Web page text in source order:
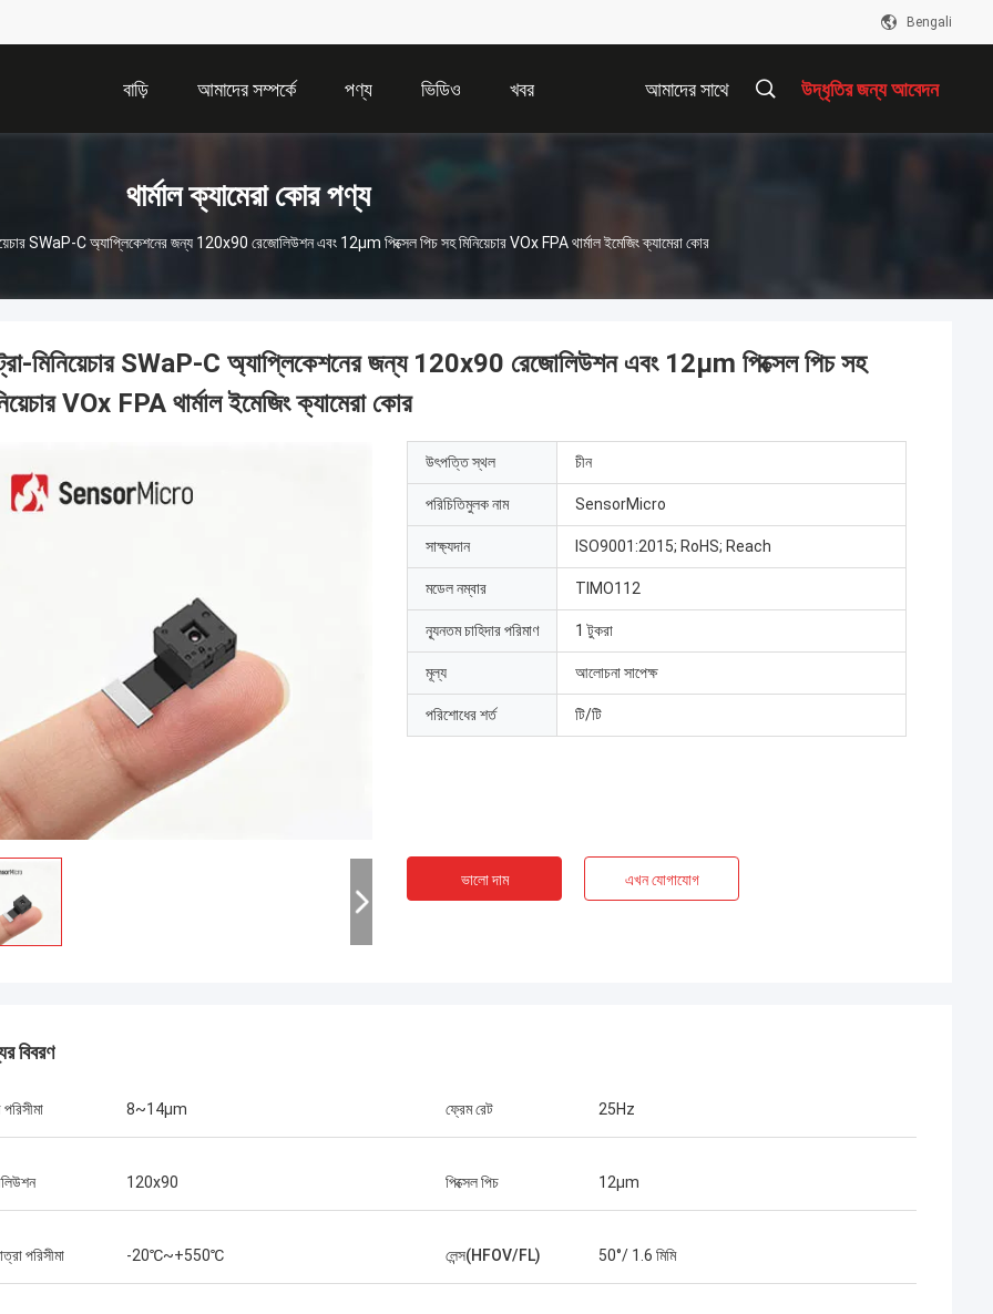
Bengali
বাড়ি আমাদের সম্পর্কে পণ্য ভিডিও খবর আমাদের সাথে উদ্ধৃতির জন্য আবেদন
থার্মাল ক্যামেরা কোর পণ্য
SWaP-C অ্যাপ্লিকেশনের জন্য 120x90 রেজোলিউশন এবং 12μm পিক্সেল পিচ সহ মিনিয়েচার VOx FPA থার্মাল ইমেজিং ক্যামেরা কোর
মিনিয়েচার SWaP-C অ্যাপ্লিকেশনের জন্য 120x90 রেজোলিউশন এবং 12μm পিক্সেল পিচ সহ
VOx FPA থার্মাল ইমেজিং ক্যামেরা কোর
উৎপত্তি স্থল চীন
পরিচিতিমুলক নাম SensorMicro
সাক্ষ্যদান ISO9001:2015; RoHS; Reach
মডেল নম্বার TIMO112
ন্যূনতম চাহিদার পরিমাণ 1 টুকরা
মূল্য আলোচনা সাপেক্ষ
পরিশোধের শর্ত টি/টি
ভালো দাম এখন যোগাযোগ
বিবরণ
পরিসীমা 8~14μm ফ্রেম রেট 25Hz
120x90 পিক্সেল পিচ 12μm
পরিসীমা -20℃~+550℃ লেন্স(HFOV/FL) 50°/ 1.6 মিমি